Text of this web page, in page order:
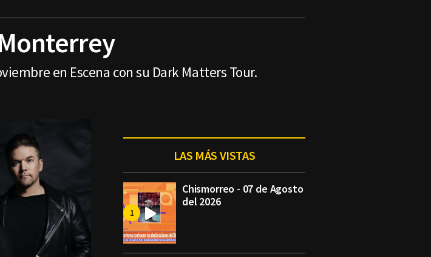
en Escena con su Dark Matters Tour.
LAS MÁS VISTAS
Chismorreo - 07 de Agosto
del 2026